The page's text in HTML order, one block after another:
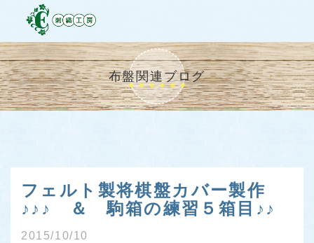
布盤関連ブログ
フェルト製将棋盤カバー製作
♪♪♪ ＆ 駒箱の練習５箱目♪♪
2015/10/10